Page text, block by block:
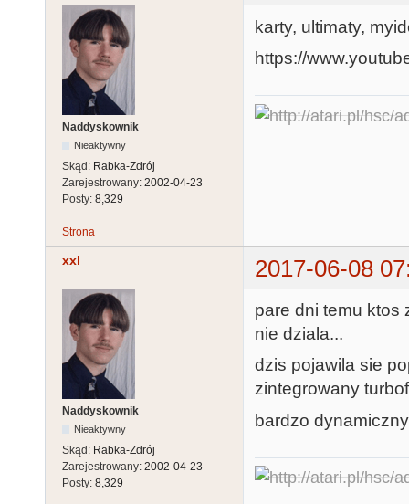
Naddyskownik
Nieaktywny
Skąd: Rabka-Zdrój
Zarejestrowany: 2002-04-23
Posty: 8,329
karty, ultimaty,
https://
Strona
xxl 2017-06-08
Naddyskownik
Nieaktywny
Skąd: Rabka-Zdrój
Zarejestrowany: 2002-04-23
Posty: 8,329
pare dni temu ktos
nie dziala...
dzis pojawila sie
zintegrowany
bardzo